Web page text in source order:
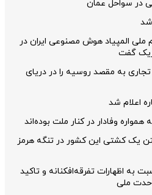
در سواحل عمان
شد
المپیاد هوش مصنوعی ایران در
گفت
به مقصد روسیه را در دریای
اعلام شد
همواره وفادار در کنار ملت بوده‌اند
یک کشتی این کشور در تنگه هرمز
به اظهارات تفرقه‌افکنانه و تاکید
ملی